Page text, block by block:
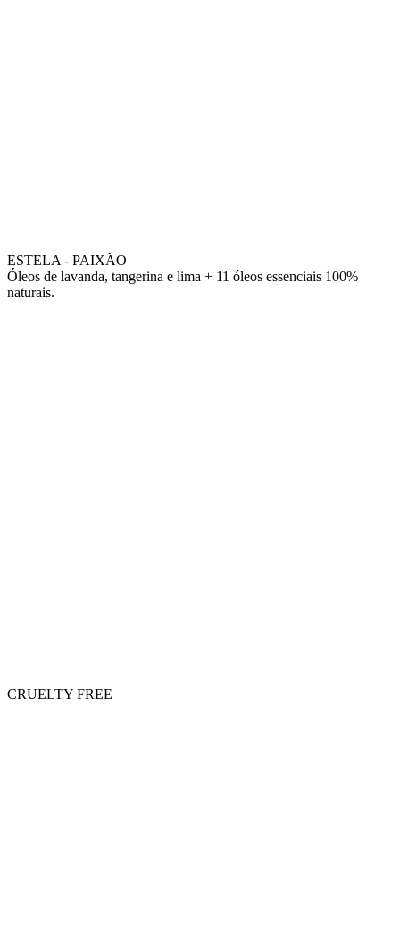
ESTELA - PAIXÃO
Óleos de lavanda, tangerina e lima + 11 óleos essenciais 100%
naturais.
CRUELTY FREE